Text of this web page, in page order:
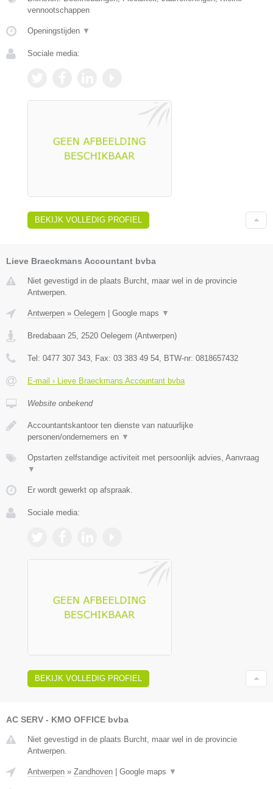
vennootschappen
Openingstijden ▼
Sociale media:
BEKIJK VOLLEDIG PROFIEL
Lieve Braeckmans Accountant bvba
Niet gevestigd in de plaats Burcht, maar wel in de provincie
Antwerpen.
Antwerpen » Oelegem | Google maps ▼
Bredabaan 25 2520 Oelegem (Antwerpen)
Tel: 0477 307 343 , Fax: 03 383 49 54 , BTW-nr: 0818657432
E-mail › Lieve Braeckmans Accountant bvba
Website onbekend
Accountantskantoor ten dienste van natuurlijke
personen/ondernemers en ▼
Opstarten zelfstandige activiteit met persoonlijk advies, Aanvraag
▼
Er wordt gewerkt op afspraak.
Sociale media:
BEKIJK VOLLEDIG PROFIEL
AC SERV - KMO OFFICE bvba
Niet gevestigd in de plaats Burcht, maar wel in de provincie
Antwerpen.
Antwerpen » Zandhoven Google maps ▼